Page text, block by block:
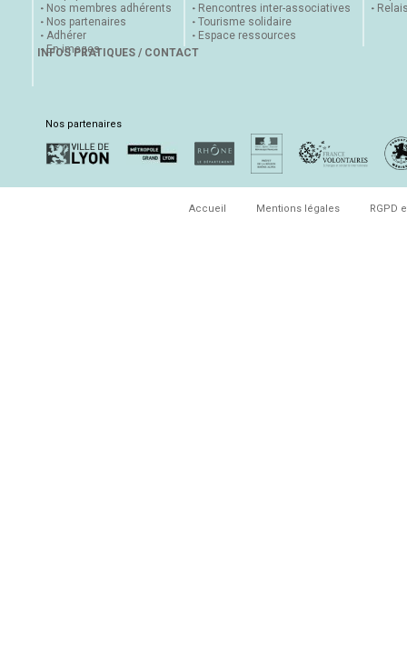
Nos membres adhérents
Nos partenaires
Adhérer
En images
Rencontres inter-associatives
Tourisme solidaire
Espace ressources
INFOS PRATIQUES / CONTACT
Nos partenaires
Accueil Mentions légales RGPD